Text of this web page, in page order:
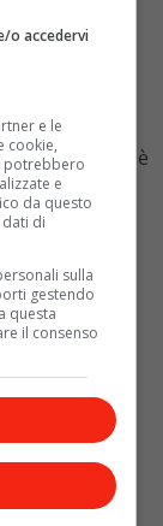
ma
con social,
ma anche
saper
un
il rischio è
13.30,
o accedervi
e le
cookie,
potrebbero
e
da questo
di
sulla
gestendo
questa
il consenso